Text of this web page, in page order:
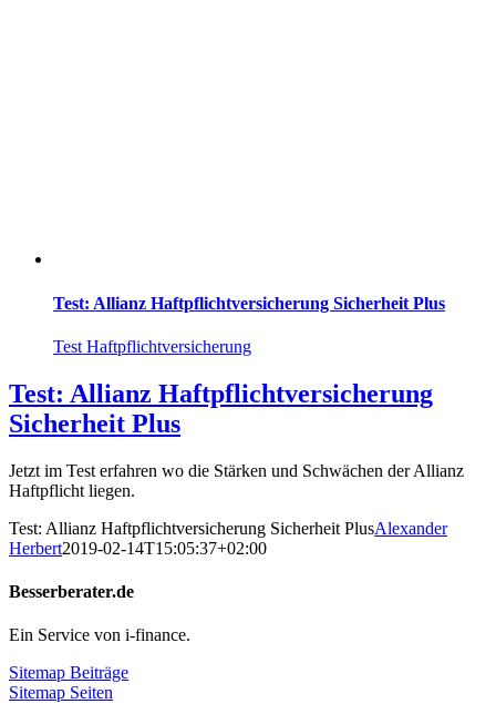
Test: Allianz Haftpflichtversicherung Sicherheit Plus
Test Haftpflichtversicherung
Test: Allianz Haftpflichtversicherung
Sicherheit Plus
Jetzt im Test erfahren wo die Stärken und Schwächen der Allianz
Haftpflicht liegen.
Test: Allianz Haftpflichtversicherung Sicherheit PlusAlexander
Herbert2019-02-14T15:05:37+02:00
Besserberater.de
Ein Service von i-finance.
Sitemap Beiträge
Sitemap Seiten